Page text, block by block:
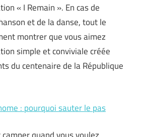
« I Remain ». En cas de
et de la danse, tout le
montrer que vous aimez
simple et conviviale créée
du centenaire de la République
: pourquoi sauter le pas